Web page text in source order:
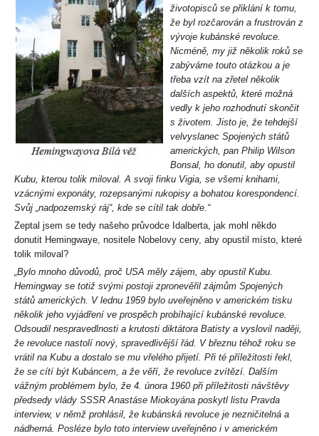
životopisců se přiklání k tomu,
že byl rozčarován a frustrován z
vývoje kubánské revoluce.
Nicméně, my již několik roků se
zabýváme touto otázkou a je
třeba vzít na zřetel několik
dalších aspektů, které možná
vedly k jeho rozhodnutí skončit
s životem. Jisto je, že tehdejší
velvyslanec Spojených států
amerických, pan Philip Wilson
Bonsal, ho donutil, aby opustil
Kubu, kterou tolik miloval. A svoji finku Vigia, se všemi knihami,
vzácnými exponáty, rozepsanými rukopisy a bohatou korespondencí.
Svůj „nadpozemský ráj“, kde se cítil tak dobře.“
Zeptal jsem se tedy našeho průvodce Idalberta, jak mohl někdo
donutit Hemingwaye, nositele Nobelovy ceny, aby opustil místo, které
tolik miloval?
„Bylo mnoho důvodů, proč USA měly zájem, aby opustil Kubu.
Hemingway se totiž svými postoji zpronevěřil zájmům Spojených
států amerických. V lednu 1959 bylo uveřejněno v americkém tisku
několik jeho vyjádření ve prospěch probíhající kubánské revoluce.
Odsoudil nespravedlnosti a krutosti diktátora Batisty a vyslovil naději,
že revoluce nastolí nový, spravedlivější řád. V březnu téhož roku se
vrátil na Kubu a dostalo se mu vřelého přijetí. Při té příležitosti řekl,
že se cítí být Kubáncem, a že věří, že revoluce zvítězí. Dalším
vážným problémem bylo, že 4. února 1960 při příležitosti návštěvy
předsedy vlády SSSR Anastáse Miokoyána poskytl listu Pravda
interview, v němž prohlásil, že kubánská revoluce je nezničitelná a
nádherná. Posléze bylo toto interview uveřejněno i v americkém